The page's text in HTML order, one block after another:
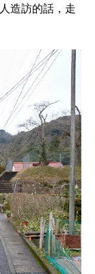
造訪的話，走